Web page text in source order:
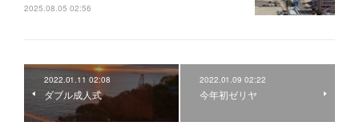
2025.08.05 02:56
2022.01.11 02:08
ダブル成人式
2022.01.09 02:22
今年初ゼリヤ